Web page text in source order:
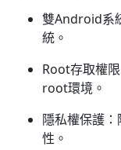
雙Android系
統。
Root存取權
root環境。
隱私權保護
性。